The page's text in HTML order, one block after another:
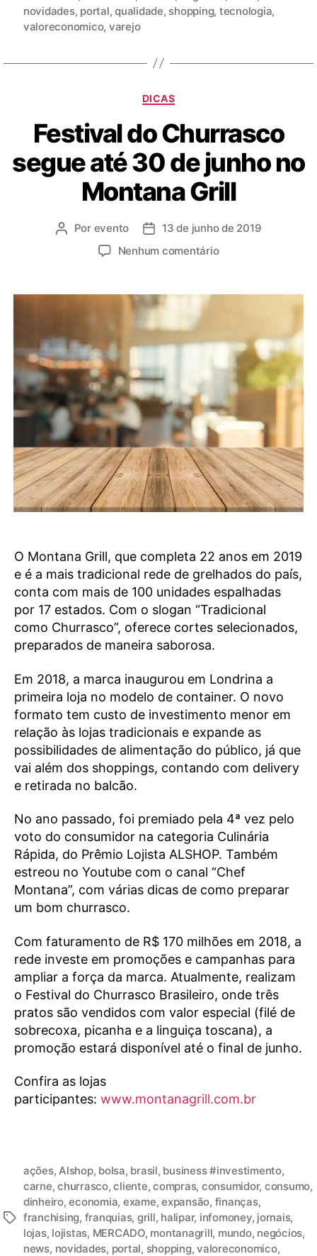
novidades, portal,qualidade, shopping, tecnologia,
valoreconomico, varejo
DICAS
Festival do Churrasco
segue até 30 de junho no
Montana Grill
Por evento
13 de junho de 2019
Nenhum comentário
O Montana Grill, que completa 22 anos em 2019
e é a mais tradicional rede de grelhados do país,
conta com mais de 100 unidades espalhadas
por 17 estados. Com o slogan “Tradicional
como Churrasco”, oferece cortes selecionados,
preparados de maneira saborosa.
Em 2018, a marca inaugurou em Londrina a
primeira loja no modelo de container. O novo
formato tem custo de investimento menor em
relação às lojas tradicionais e expande as
possibilidades de alimentação do público, já que
vai além dos shoppings, contando com delivery
e retirada no balcão.
No ano passado, foi premiado pela 4ª vez pelo
voto do consumidor na categoria Culinária
Rápida, do Prêmio Lojista ALSHOP. Também
estreou no Youtube com o canal “Chef
Montana”, com várias dicas de como preparar
um bom churrasco.
Com faturamento de R$ 170 milhões em 2018, a
rede investe em promoções e campanhas para
ampliar a força da marca. Atualmente, realizam
o Festival do Churrasco Brasileiro, onde três
pratos são vendidos com valor especial (filé de
sobrecoxa, picanha e a linguiça toscana), a
promoção estará disponível até o final de junho.
Confira as lojas
participantes: www.montanagrill.com.br
ações,Alshop, bolsa, brasil, business #investimento,
carne,churrasco,cliente,compras, consumidor, consumo,
dinheiro,economia, exame,expansão, finanças,
franchising, franquias, grill, halipar, infomoney, jornais,
lojas, lojistas, MERCADO, montanagrill, mundo, negócios,
news, novidades, portal, shopping,valoreconomico,